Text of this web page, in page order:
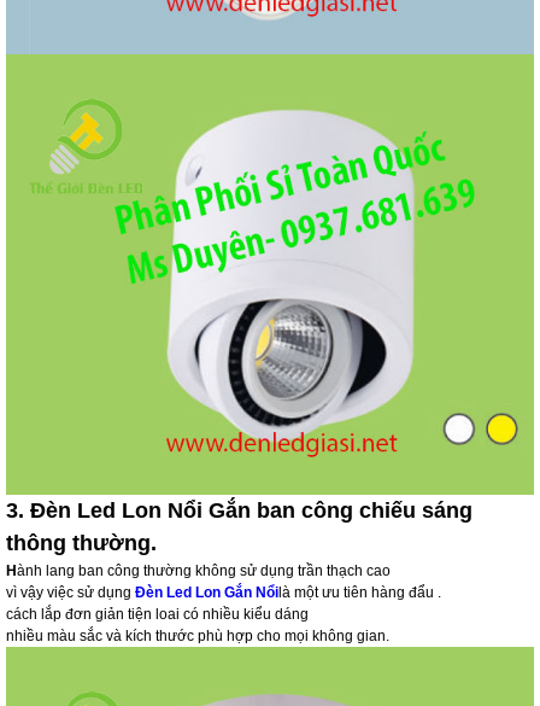
3. Đèn Led Lon Nổi Gắn ban công chiếu sáng
thông thường.
Hành lang ban công thường không sử dụng trần thạch cao
vì vậy việc sử dụng Đèn Led Lon Gắn Nổi là một ưu tiên hàng đẩu .
cách lắp đơn giản tiện loai có nhiều kiểu dáng
nhiều màu sắc và kích thước phù hợp cho mọi không gian.